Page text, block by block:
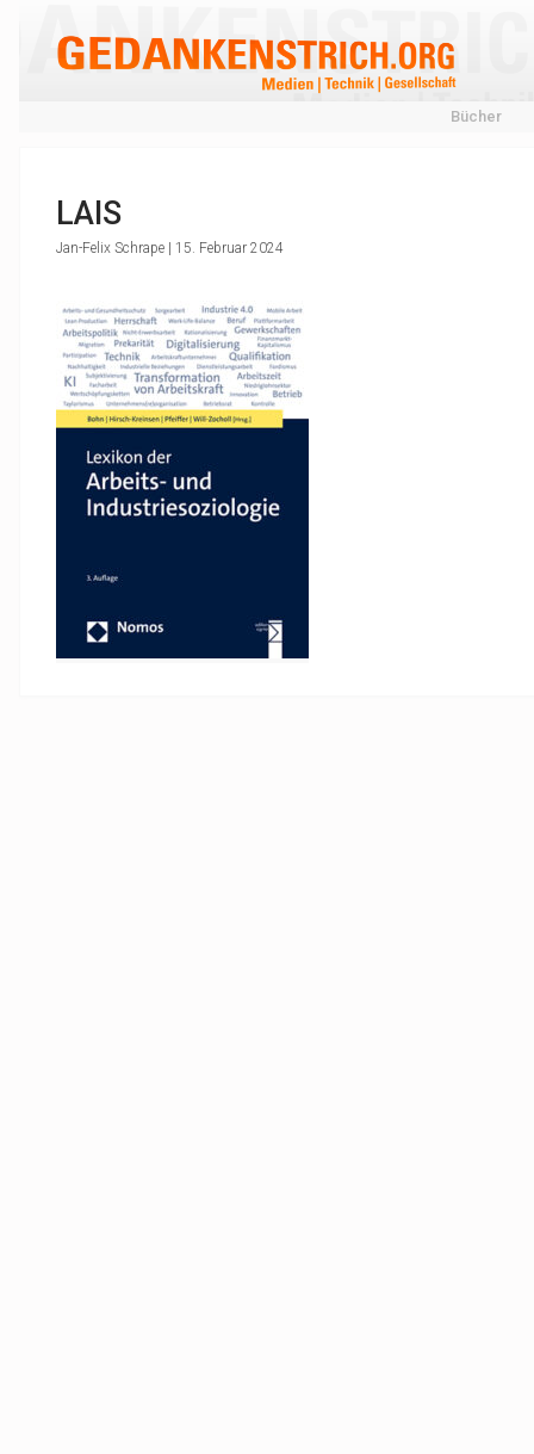
Bücher
LAIS
Jan-Felix Schrape | 15. Februar 2024